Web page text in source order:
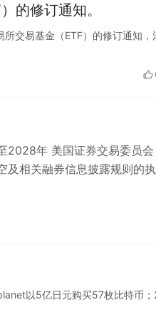
的修订通知。
交易基金（ETF）的修订通知，
2028年 美国证券交易委员会
及相关融券信息披露规则的
以5亿日元购买57枚比特币；